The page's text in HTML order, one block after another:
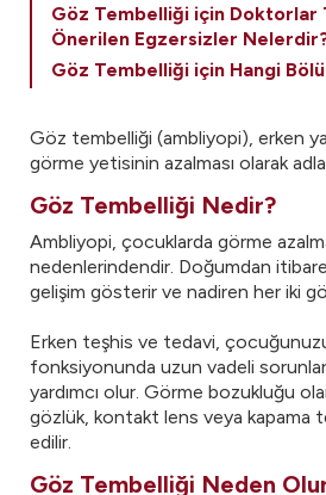
Göz Tembelliği için Doktorlar
Önerilen Egzersizler
Göz Tembelliği için Hangi
Göz tembelliği (ambliyopi), erken
görme yetisinin azalması olarak
Göz Tembelliği Nedir?
Ambliyopi, çocuklarda görme
nedenlerindendir. Doğumdan
gelişim gösterir ve nadiren her iki
Erken teşhis ve tedavi,
fonksiyonunda uzun vadeli
yardımcı olur. Görme bozukluğu
gözlük, kontakt lens veya kapama
edilir.
Göz Tembelliği Neden